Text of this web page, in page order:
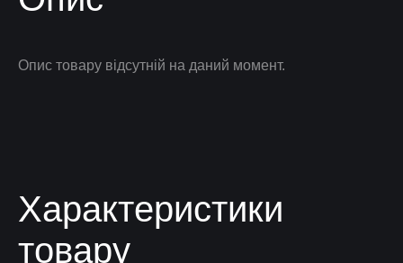
Опис товару відсутній на даний момент.
Характеристики
товару